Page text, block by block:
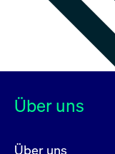
Über uns
Über uns